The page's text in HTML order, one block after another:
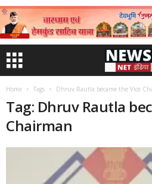
Home Tags Dhruv Rautla became the Vice
Tag: Dhruv Rautla
Chairman